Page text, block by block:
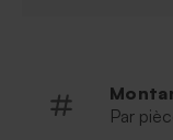
Par